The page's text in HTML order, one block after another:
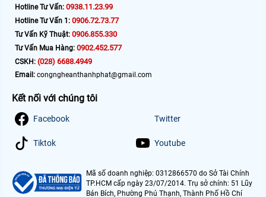
Hotline Tư Vấn: 0938.11.23.99
Hotline Tư Vấn 1: 0906.72.73.77
Tư Vấn Kỹ Thuật: 0906.855.330
Tư Vấn Mua Hàng: 0902.452.577
CSKH: (028) 6688.4949
Email: congngheanthanhphat@gmail.com
Kết nối với chúng tôi
Facebook Twitter
Tiktok Youtube
Mã số doanh nghiệp: 0312866570 do Sở Tài Chính
TP.HCM cấp ngày 23/07/2014. Trụ sở chính: 51 Lũy
Bán Bích, Phường Phú Thạnh, Thành Phố Hồ Chí